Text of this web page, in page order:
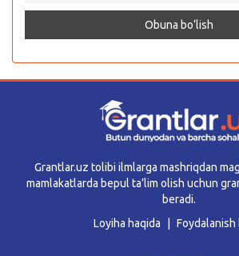
Grantlar.uz tolibi ilmlarga mashriqdan
mamlakatlarda bepul ta’lim olish uchun
beradi.
Loyiha haqida
Foydalanish